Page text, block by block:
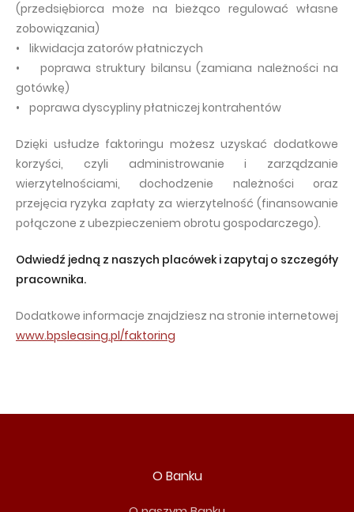
(przedsiębiorca może na bieżąco regulować własne
zobowiązania)
• likwidacja zatorów płatniczych
• poprawa struktury bilansu (zamiana należności na
gotówkę)
• poprawa dyscypliny płatniczej kontrahentów
Dzięki usłudze faktoringu możesz uzyskać dodatkowe
korzyści, czyli administrowanie i zarządzanie
wierzytelnościami, dochodzenie należności oraz
przejęcia ryzyka zapłaty za wierzytelność (finansowanie
połączone z ubezpieczeniem obrotu gospodarczego).
Odwiedź jedną z naszych placówek i zapytaj o szczegóły
pracownika.
Dodatkowe informacje znajdziesz na stronie internetowej
www.bpsleasing.pl/faktoring
O Banku